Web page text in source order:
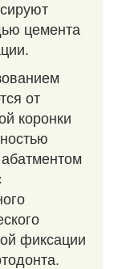
цемента
от
коронки
фиксации